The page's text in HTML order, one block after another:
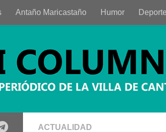
Antaño Maricastaño Humor
ACTUALIDAD